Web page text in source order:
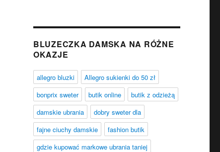
BLUZECZKA DAMSKA NA RÓŻNE
OKAZJE
allegro bluzki
Allegro sukienki do 50 zł
bonprix sweter
butik online
butik z odzieżą
damskie ubrania
dobry sweter dla
fajne ciuchy damskie
fashion butik
gdzie kupować markowe ubrania taniej